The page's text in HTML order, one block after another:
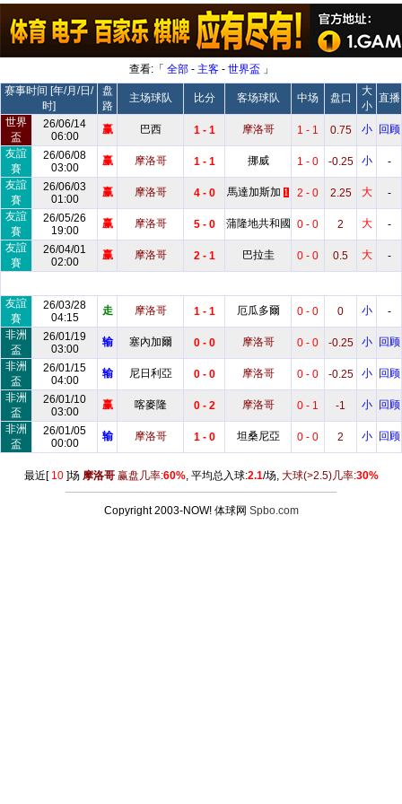
查看:「 全部- 主客- 世界盃 」
赛事时间 [年/月/日/
时]
盘
路
主场球队 比分 客场球队 中场 盘口
大
小
直播
世界
盃
26/06/14
06:00
赢 巴西 1 - 1 摩洛哥 1 - 1 0.75 小
回顾
友誼
賽
26/06/08
03:00
赢 摩洛哥 1 - 1 挪威 1 - 0 -0.25 小
-
友誼
賽
26/06/03
01:00
赢 摩洛哥 4 - 0 馬達加斯加 1 2 - 0 2.25 大
-
友誼
賽
26/05/26
19:00
赢 摩洛哥 5 - 0 蒲隆地共和國 0 - 0 2 大
-
友誼
賽
26/04/01
02:00
赢 摩洛哥 2 - 1 巴拉圭 0 - 0 0.5 大 -
友誼
賽
26/03/28
04:15
走 摩洛哥 1 - 1 厄瓜多爾 0 - 0 0 小
-
非洲
盃
26/01/19
03:00
输 塞內加爾 0 - 0 摩洛哥 0 - 0 -0.25 小
回顾
非洲
盃
26/01/15
04:00
输 尼日利亞 0 - 0 摩洛哥 0 - 0 -0.25 小
回顾
非洲
盃
26/01/10
03:00
赢 喀麥隆 0 - 2 摩洛哥 0 - 1 -1 小
回顾
非洲
盃
26/01/05
00:00
输 摩洛哥 1 - 0 坦桑尼亞 0 - 0 2 小 回顾
最近[ 10]场 摩洛哥赢盘几率:60%, 平均总入球:2.1/场, 大球(>2.5)几率:30%
Copyright 2003-NOW! 体球网 Spbo.com